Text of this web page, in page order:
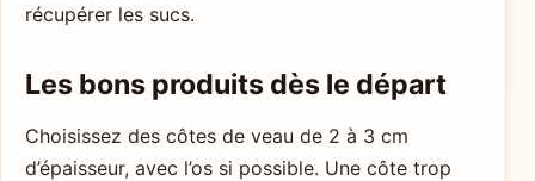
récupérer les sucs.
Les bons produits dès le départ
Choisissez des côtes de veau de 2 à 3 cm
d’épaisseur, avec l’os si possible. Une côte trop